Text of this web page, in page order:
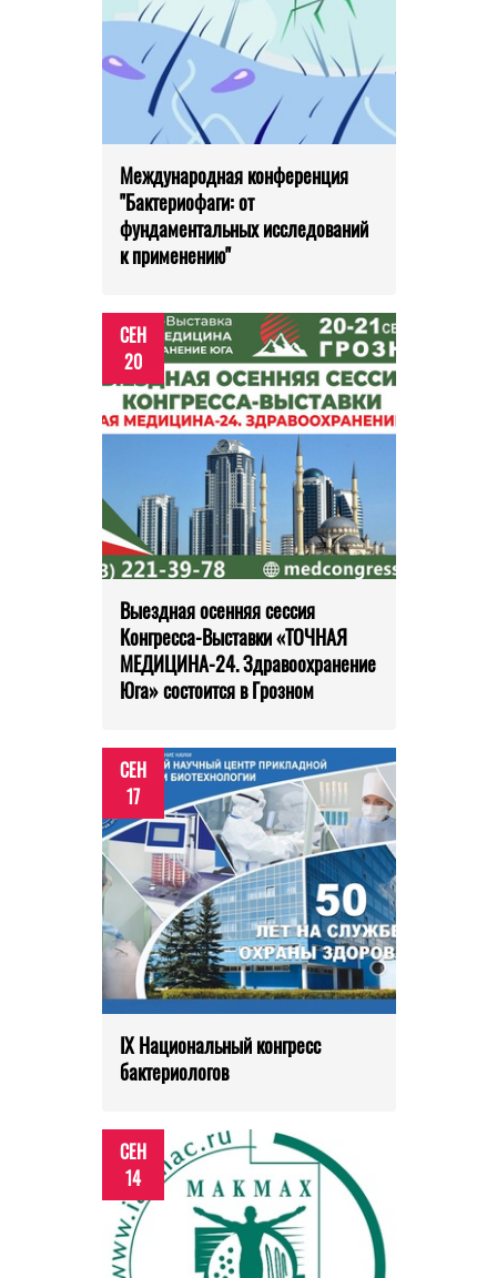
Международная конференция
"Бактериофаги: от
фундаментальных исследований
к применению"
СЕН
20
Выездная осенняя сессия
Конгресса-Выставки «ТОЧНАЯ
МЕДИЦИНА-24. Здравоохранение
Юга» состоится в Грозном
СЕН
17
IX Национальный конгресс
бактериологов
СЕН
14